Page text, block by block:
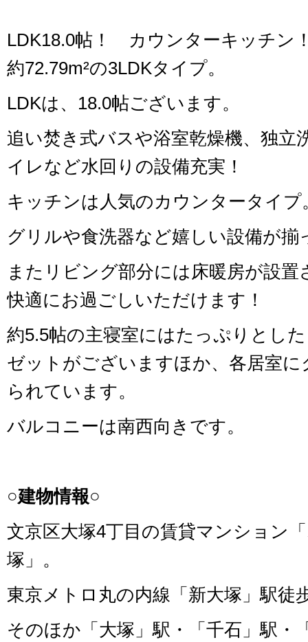
LDK18.0帖！ カウンターキッチン
約72.79m²の3LDKタイプ。
LDKは、18.0帖ございます。
追い焚き式バスや浴室乾燥機、独立
イレなど水回りの設備充実！
キッチンは人気のカウンタータイプ
グリルや食洗器など嬉しい設備が揃
またリビング部分には床暖房が設置
快適にお過ごしいただけます！
約5.5帖の主寝室にはたっぷりとし
ゼットがございますほか、各居室
られています。
バルコニーは南西向きです。
○建物情報○
文京区大塚4丁目の賃貸マンション
塚」。
東京メトロ丸の内線「新大塚」駅徒
そのほか「大塚」駅・「千石」駅・